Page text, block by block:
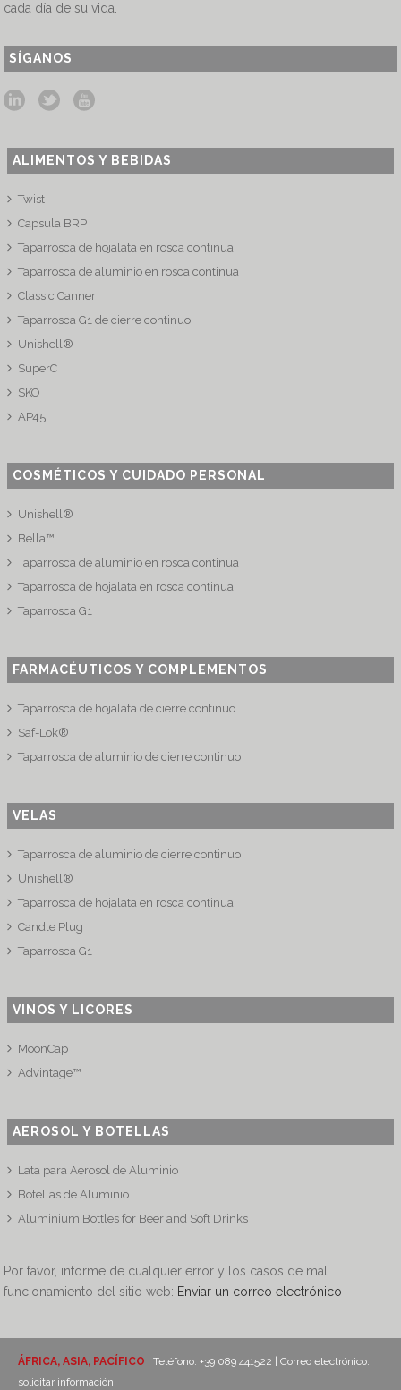
cada día de su vida.
SÍGANOS
ALIMENTOS Y BEBIDAS
Twist
Capsula BRP
Taparrosca de hojalata en rosca continua
Taparrosca de aluminio en rosca continua
Classic Canner
Taparrosca G1 de cierre continuo
Unishell®
SuperC
SKO
AP45
COSMÉTICOS Y CUIDADO PERSONAL
Unishell®
Bella™
Taparrosca de aluminio en rosca continua
Taparrosca de hojalata en rosca continua
Taparrosca G1
FARMACÉUTICOS Y COMPLEMENTOS
Taparrosca de hojalata de cierre continuo
Saf-Lok®
Taparrosca de aluminio de cierre continuo
VELAS
Taparrosca de aluminio de cierre continuo
Unishell®
Taparrosca de hojalata en rosca continua
Candle Plug
Taparrosca G1
VINOS Y LICORES
MoonCap
Advintage™
AEROSOL Y BOTELLAS
Lata para Aerosol de Aluminio
Botellas de Aluminio
Aluminium Bottles for Beer and Soft Drinks
Por favor, informe de cualquier error y los casos de mal
funcionamiento del sitio web: Enviar un correo electrónico
ÁFRICA, ASIA, PACÍFICO | Teléfono: +39 089 441522 | Correo electrónico:
solicitar información